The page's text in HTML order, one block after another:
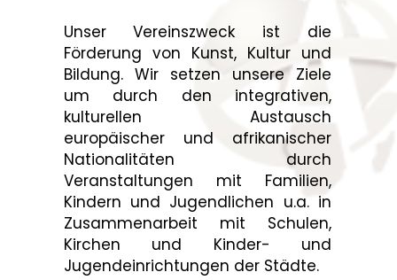
Unser Vereinszweck ist die
Förderung von Kunst, Kultur und
Bildung. Wir setzen unsere Ziele
um durch den integrativen,
kulturellen Austausch
europäischer und afrikanischer
Nationalitäten durch
Veranstaltungen mit Familien,
Kindern und Jugendlichen u.a. in
Zusammenarbeit mit Schulen,
Kirchen und Kinder- und
Jugendeinrichtungen der Städte.